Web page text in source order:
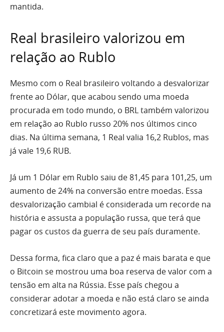
mantida.
Real brasileiro valorizou em
relação ao Rublo
Mesmo com o Real brasileiro voltando a desvalorizar
frente ao Dólar, que acabou sendo uma moeda
procurada em todo mundo, o BRL também valorizou
em relação ao Rublo russo 20% nos últimos cinco
dias. Na última semana, 1 Real valia 16,2 Rublos, mas
já vale 19,6 RUB.
Já um 1 Dólar em Rublo saiu de 81,45 para 101,25, um
aumento de 24% na conversão entre moedas. Essa
desvalorização cambial é considerada um recorde na
história e assusta a população russa, que terá que
pagar os custos da guerra de seu país duramente.
Dessa forma, fica claro que a paz é mais barata e que
o Bitcoin se mostrou uma boa reserva de valor com a
tensão em alta na Rússia. Esse país chegou a
considerar adotar a moeda e não está claro se ainda
concretizará este movimento agora.